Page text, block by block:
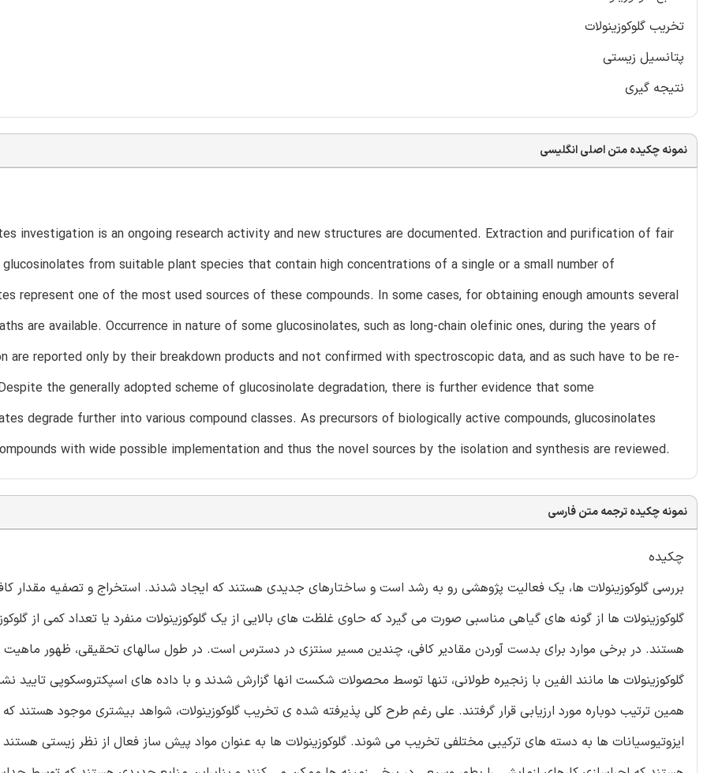
تخریب گلوکوزینولات
پتانسیل زیستی
نتیجه گیری
نمونه چکیده متن اصلی انگلیسی
investigation is an ongoing research activity and new structures are documented. Extraction and purification of fair
from suitable plant species that contain high concentrations of a single or a small number of
represent one of the most used sources of these compounds. In some cases, for obtaining enough amounts several
are available. Occurrence in nature of some glucosinolates, such as long-chain olefinic ones, during the years of
are reported only by their breakdown products and not confirmed with spectroscopic data, and as such have to be re-
the generally adopted scheme of glucosinolate degradation, there is further evidence that some
degrade further into various compound classes. As precursors of biologically active compounds, glucosinolates
with wide possible implementation and thus the novel sources by the isolation and synthesis are reviewed.
نمونه چکیده ترجمه متن فارسی
چکیده
بررسی گلوکوزینولات ها، یک فعالیت پژوهشی رو به رشد است و ساختارهای جدیدی هستند که ایجاد شدند. استخراج و تصفیه مقدار
گلوکوزینولات ها از گونه های گیاهی مناسبی صورت می گیرد که حاوی غلظت های بالایی از یک گلوکوزینولات منفرد یا تعداد کمی از
هستند. در برخی موارد برای بدست آوردن مقادیر کافی، چندین مسیر سنتزی در دسترس است. در طول سالهای تحقیقی، ظهور
گلوکوزینولات ها مانند الفین با زنجیره طولانی، تنها توسط محصولات شکست انها گزارش شدند و با داده های اسپکتروسکوپی تایید
همین ترتیب دوباره مورد ارزیابی قرار گرفتند. علی رغم طرح کلی پذیرفته شده ی تخریب گلوکوزینولات، شواهد بیشتری موجود هستند که
ایزوتیوسیانات ها به دسته های ترکیبی مختلفی تخریب می شوند. گلوکوزینولات ها به عنوان مواد پیش ساز فعال از نظر زیستی هستند